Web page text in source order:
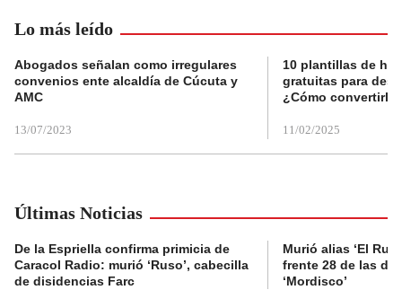
Lo más leído
Abogados señalan como irregulares
convenios ente alcaldía de Cúcuta y
AMC
13/07/2023
10 plantillas de
gratuitas para
¿Cómo convertirla
11/02/2025
Últimas Noticias
De la Espriella confirma primicia de
Caracol Radio: murió ‘Ruso’, cabecilla
de disidencias Farc
Murió alias ‘El
frente 28 de las
‘Mordisco’